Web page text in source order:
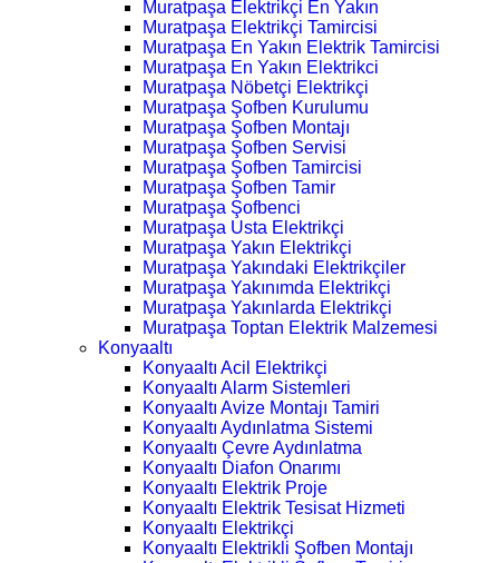
Muratpaşa Elektrikçi En Yakın
Muratpaşa Elektrikçi Tamircisi
Muratpaşa En Yakın Elektrik Tamircisi
Muratpaşa En Yakın Elektrikci
Muratpaşa Nöbetçi Elektrikçi
Muratpaşa Şofben Kurulumu
Muratpaşa Şofben Montajı
Muratpaşa Şofben Servisi
Muratpaşa Şofben Tamircisi
Muratpaşa Şofben Tamir
Muratpaşa Şofbenci
Muratpaşa Usta Elektrikçi
Muratpaşa Yakın Elektrikçi
Muratpaşa Yakındaki Elektrikçiler
Muratpaşa Yakınımda Elektrikçi
Muratpaşa Yakınlarda Elektrikçi
Muratpaşa Toptan Elektrik Malzemesi
Konyaaltı
Konyaaltı Acil Elektrikçi
Konyaaltı Alarm Sistemleri
Konyaaltı Avize Montajı Tamiri
Konyaaltı Aydınlatma Sistemi
Konyaaltı Çevre Aydınlatma
Konyaaltı Diafon Onarımı
Konyaaltı Elektrik Proje
Konyaaltı Elektrik Tesisat Hizmeti
Konyaaltı Elektrikçi
Konyaaltı Elektrikli Şofben Montajı